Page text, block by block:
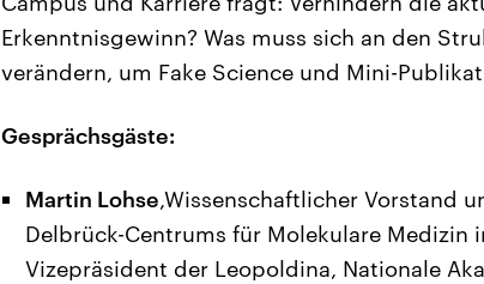
Erkenntnisgewinn? Was muss sich an den
verändern, um Fake Science und Mini-
Gesprächsgäste:
Martin Lohse,Wissenschaftlicher Vorstand
Delbrück-Centrums für Molekulare Medizin
Vizepräsident der Leopoldina, Nationale